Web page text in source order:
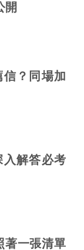
開
？同場加
解答必考
著一張清單